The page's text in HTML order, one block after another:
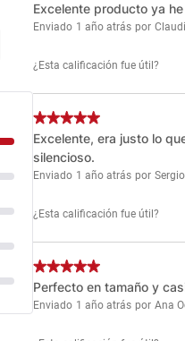
Excelente producto ya
Enviado 1 año atrás por
¿Esta calificación fue útil?
Excelente, era justo lo
silencioso.
Enviado 1 año atrás por
¿Esta calificación fue útil?
Perfecto en tamaño y
Enviado 1 año atrás por Ana